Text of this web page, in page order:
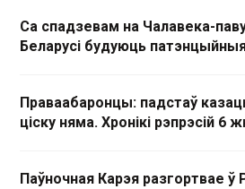
Са спадзевам на Чалавека-
Беларусі будуюць
Праваабаронцы: падстаў
ціску няма. Хронікі рэпрэсій 6
Паўночная Карэя разгортвае